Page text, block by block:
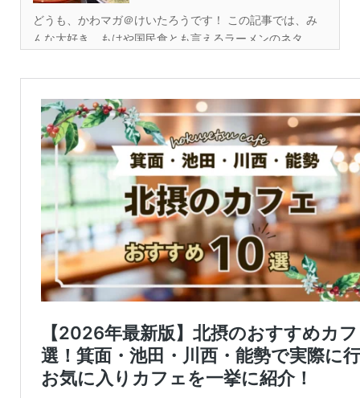
どうも、かわマガ＠けいたろうです！ この記事では、み
んな大好き、もはや国民食とも言えるラーメンのネタ...